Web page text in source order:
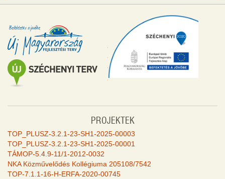
PROJEKTEK
TOP_PLUSZ-3.2.1-23-SH1-2025-00003
TOP_PLUSZ-3.2.1-23-SH1-2025-00001
TÁMOP-5.4.9-11/1-2012-0032
NKA Közművelődés Kollégiuma 205108/7542
TOP-7.1.1-16-H-ERFA-2020-00745